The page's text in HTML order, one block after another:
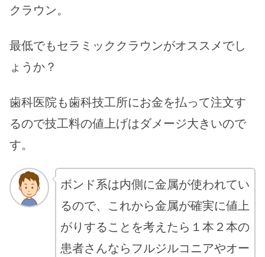
クラウン。
最低でもセラミッククラウンがオススメでし
ょうか？
歯科医院も歯科技工所にお金を払って注文す
るので技工料の値上げはダメージ大きいので
す。
ボンド系は内側に金属が使われてい
るので、これから金属が確実に値上
がりすることを考えたら１本２本の
患者さんならフルジルコニアやオー